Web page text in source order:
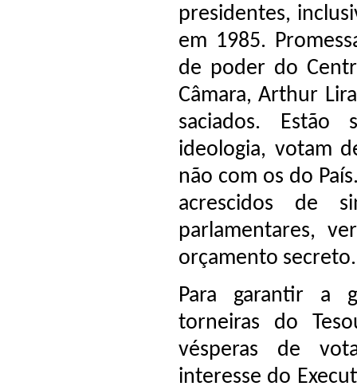
presidentes,
em 1985.
de poder do
Câmara, Arthur
saciados. Estão
ideologia, votam
não com os do
acrescidos de
parlamentares,
orçamento
Para garantir a
torneiras do
vésperas de
interesse do